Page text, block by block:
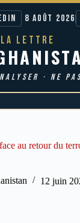
8 AOÛT 2026
LA LETTRE
· NE
au retour du
12 juin